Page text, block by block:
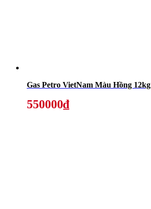
Gas Petro VietNam Màu Hồng 12kg
550000₫